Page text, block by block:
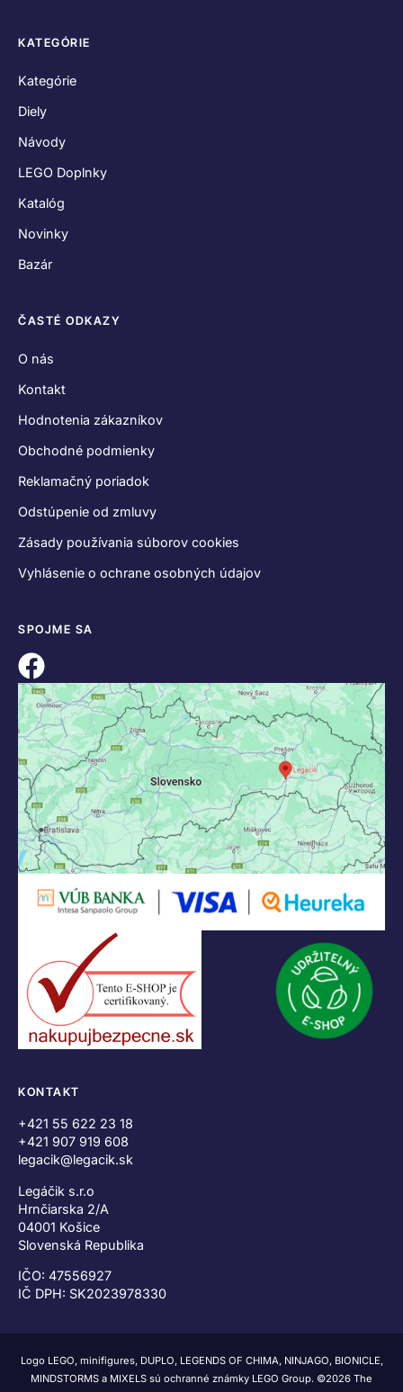
KATEGÓRIE
Kategórie
Diely
Návody
LEGO Doplnky
Katalóg
Novinky
Bazár
ČASTÉ ODKAZY
O nás
Kontakt
Hodnotenia zákazníkov
Obchodné podmienky
Reklamačný poriadok
Odstúpenie od zmluvy
Zásady používania súborov cookies
Vyhlásenie o ochrane osobných údajov
SPOJME SA
KONTAKT
+421 55 622 23 18
+421 907 919 608
legacik@legacik.sk
Legáčik s.r.o
Hrnčiarska 2/A
04001 Košice
Slovenská Republika
IČO: 47556927
IČ DPH: SK2023978330
Logo LEGO, minifigures, DUPLO, LEGENDS OF CHIMA, NINJAGO, BIONICLE,
MINDSTORMS a MIXELS sú ochranné známky LEGO Group. ©2026 The